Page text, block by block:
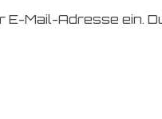
Mail-Adresse ein.